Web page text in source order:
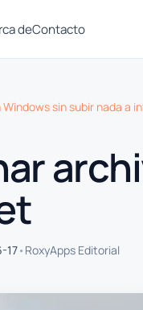
deContacto
sin subir nada a
17• RoxyApps Editorial